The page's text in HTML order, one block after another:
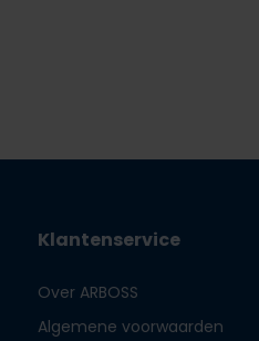
Klantenservice
Over ARBOSS
Algemene voorwaarden